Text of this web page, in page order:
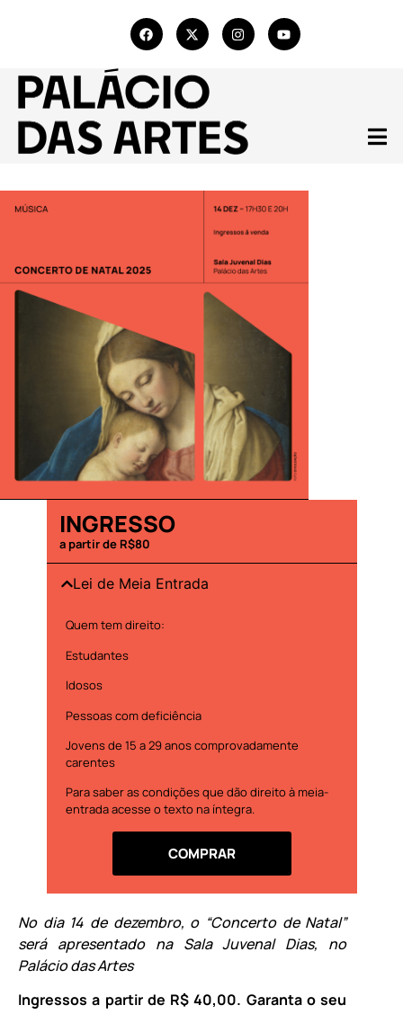
INGRESSO
a partir de R$80
Lei de Meia Entrada
Quem tem direito:
Estudantes
Idosos
Pessoas com deficiência
Jovens de 15 a 29 anos comprovadamente
carentes
Para saber as condições que dão direito à meia-
entrada acesse o texto na íntegra.
COMPRAR
No dia 14 de dezembro, o “Concerto de Natal”
será apresentado na Sala Juvenal Dias, no
Palácio das Artes
Ingressos a partir de R$ 40,00. Garanta o seu